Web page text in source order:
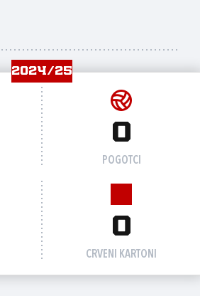
2024/25
0
POGOTCI
0
CRVENI KARTONI